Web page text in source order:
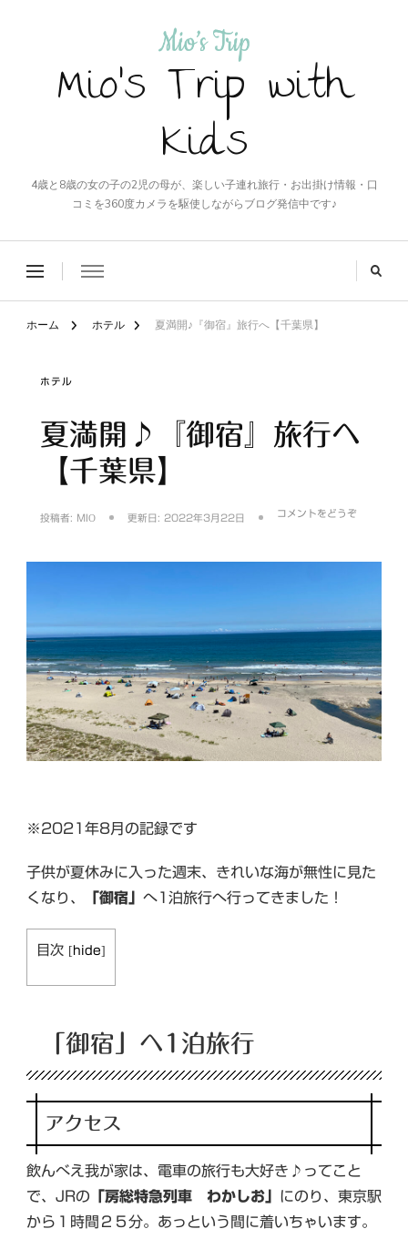
Mio's Trip with
Kids
4歳と8歳の女の子の2児の母が、楽しい子連れ旅行・お出掛け情報・口
コミを360度カメラを駆使しながらブログ発信中です♪
ホーム ホテル 夏満開♪『御宿』旅行へ【千葉県】
ホテル
夏満開♪『御宿』旅行へ
【千葉県】
投稿者: MIO 更新日: 2022年3月22日 コメントをどうぞ
県】)
※2021年8月の記録です
子供が夏休みに入った週末、きれいな海が無性に見た
くなり、
「御宿」 へ1泊旅行へ行ってきました！
目次 [ hide]
「御宿」へ1泊旅行
アクセス
飲んべえ我が家は、電車の旅行も大好き♪ってこと
で、JRの 「房総特急列車 わかしお」 にのり、東京駅
から１時間２５分。あっという間に着いちゃいます。